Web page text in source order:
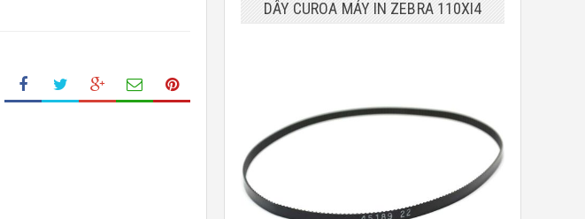
DÂY CUROA MÁY IN ZEBRA 110XI4